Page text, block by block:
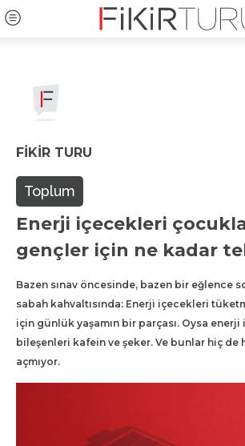
FIKIR TURU
Toplum
Enerji içecekleri
gençler için ne kadar
Bazen sınav öncesinde, bazen bir eğlence
sabah kahvaltısında: Enerji içecekleri
için günlük yaşamın bir parçası. Oysa
bileşenleri kafein ve şeker. Ve bunlar hiç de
açmıyor.